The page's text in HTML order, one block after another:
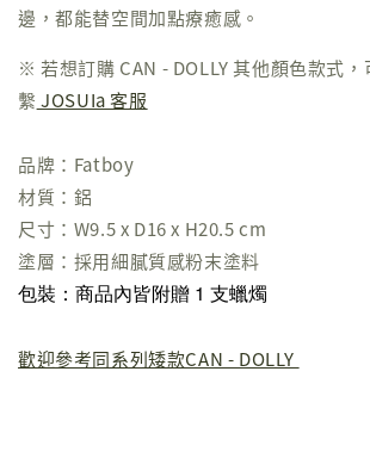
邊，都能替空間加點療癒感。
※ 若想訂購 CAN - DOLLY 其他顏色款式，
繫 JOSUIa 客服
品牌：Fatboy
材質：鋁
尺寸：W9.5 x D16 x H20.5 cm
塗層：採用細膩質感粉末塗料
包裝：商品內皆附贈 1 支蠟燭
歡迎參考同系列矮款CAN - DOLLY